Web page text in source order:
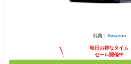
出典： Amazon
毎日お得なタイム
セール開催中